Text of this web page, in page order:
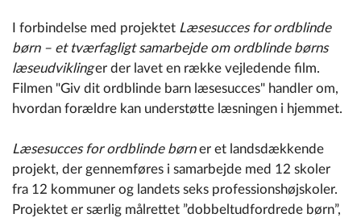
I forbindelse med projektet Læsesucces for ordblinde
børn – et tværfagligt samarbejde om ordblinde børns
læseudviklinger der lavet en række vejledende film.
Filmen "Giv dit ordblinde barn læsesucces" handler om,
hvordan forældre kan understøtte læsningen i hjemmet.
Læsesucces for ordblinde børner et landsdækkende
projekt, der gennemføres i samarbejde med 12 skoler
fra 12 kommuner og landets seks professionshøjskoler.
Projektet er særlig målrettet ”dobbeltudfordrede børn”,